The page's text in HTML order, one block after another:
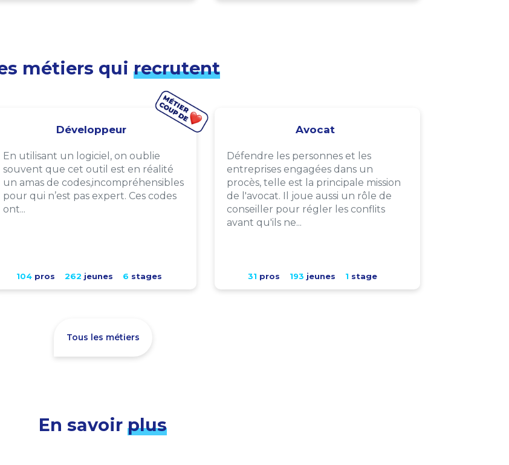
métiers qui recrutent
Développeur
En utilisant un logiciel, on oublie
souvent que cet outil est en réalité
un amas de codes,incompréhensibles
pour qui n’est pas expert. Ces codes
ont...
104pros 262 jeunes 6 stages
Avocat
Défendre les personnes et les
entreprises engagées dans un
procès, telle est la principale mission
de l'avocat. Il joue aussi un rôle de
conseiller pour régler les conflits
avant qu'ils ne...
31 pros 193 jeunes 1 stage
Tous les métiers
En savoir plus